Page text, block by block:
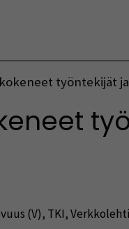
työntekijät
(V), TKI,Verkkolehti